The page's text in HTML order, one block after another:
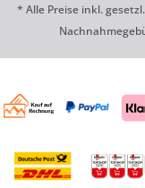
* Alle Preise inkl.